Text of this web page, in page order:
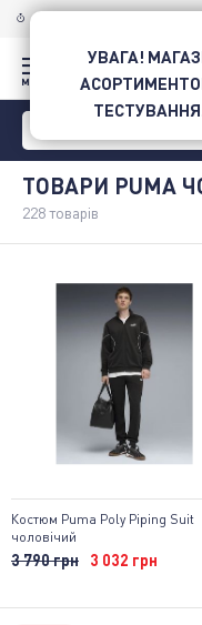
ДОСТАВКА ПО УКРАЇНІ
ТОВАРИ PUMA
228товарів
Костюм Puma Poly Piping Suit
чоловічий
3 790 грн 3 032 грн
УВАГА!